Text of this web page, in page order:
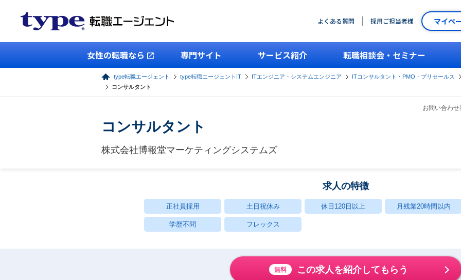
よくある質問 採用ご担当者様 マイペ
女性の転職なら 専門サイト サービス紹介 転職相談会・セミナー
type転職エージェント type転職エージェントIT ITエンジニア・システムエンジニア
ITコンサルタント・PMO・プリセールス
コンサルタント
お問い合わ
コンサルタント
株式会社博報堂マーケティングシステムズ
求人の特徴
正社員採用 土日祝休み 休日120日以上 月残業20時間以内
学歴不問 フレックス
無料 この求人を紹介してもらう